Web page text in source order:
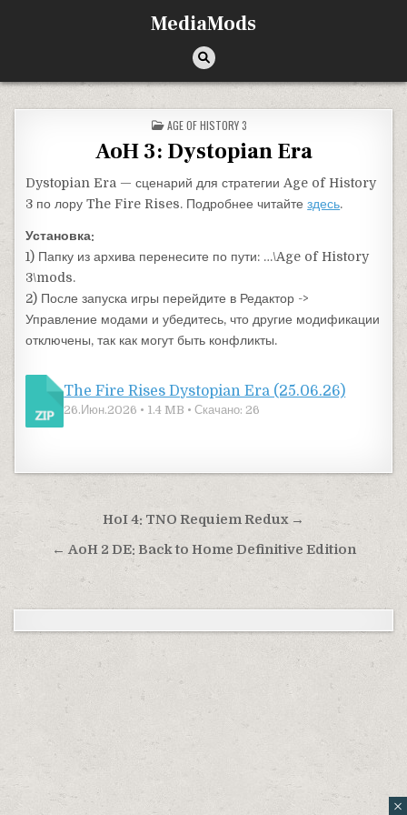
MediaMods
ОПУБЛИКОВАНО В
AGE OF HISTORY 3
AoH 3: Dystopian Era
Dystopian Era — сценарий для стратегии Age of History
3 по лору The Fire Rises. Подробнее читайтездесь.
Установка:
1) Папку из архива перенесите по пути: …\Age of History
3\mods.
2) После запуска игры перейдите в Редактор ->
Управление модами и убедитесь, что другие модификации
отключены, так как могут быть конфликты.
The Fire Rises Dystopian Era (25.06.26)
26.Июн.2026 • 1.4 MB • Скачано: 26
Навигация по записям
HoI 4: TNO Requiem Redux →
← AoH 2 DE: Back to Home Definitive Edition